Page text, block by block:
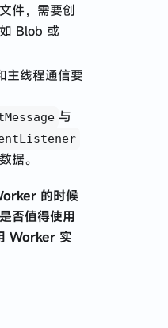
件，需要创
Blob 或
主线程通信要
与
据。
的时候
否值得使用
Worker 实